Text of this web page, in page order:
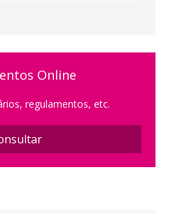
Online
regulamentos, etc.